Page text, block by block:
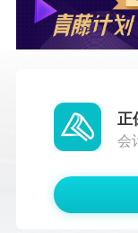
关规定或遇特
考试合格标准
说明：因考试
会计网校提供
请考生以官方
正
会